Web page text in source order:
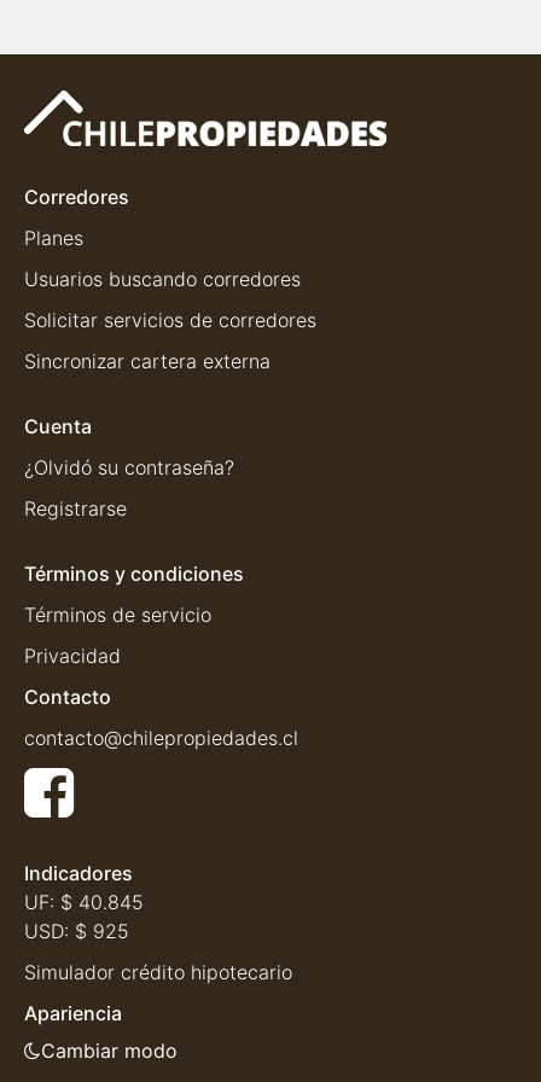
Corredores
Planes
Usuarios buscando corredores
Solicitar servicios de corredores
Sincronizar cartera externa
Cuenta
¿Olvidó su contraseña?
Registrarse
Términos y condiciones
Términos de servicio
Privacidad
Contacto
contacto@chilepropiedades.cl
Indicadores
UF: $ 40.845
USD: $ 925
Simulador crédito hipotecario
Apariencia
Cambiar modo